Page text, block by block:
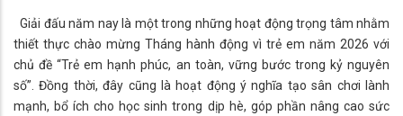
Giải đấu năm nay là một trong những hoạt động trọng tâm nhằm
thiết thực chào mừng Tháng hành động vì trẻ em năm 2026 với
chủ đề “Trẻ em hạnh phúc, an toàn, vững bước trong kỷ nguyên
số”. Đồng thời, đây cũng là hoạt động ý nghĩa tạo sân chơi lành
mạnh, bổ ích cho học sinh trong dịp hè, góp phần nâng cao sức